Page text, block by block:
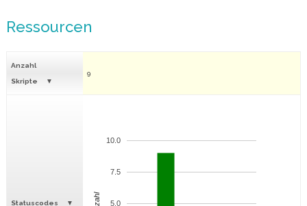
Ressourcen
Anzahl
Skripte
9
Statuscodes 5.0
7.5
10.0